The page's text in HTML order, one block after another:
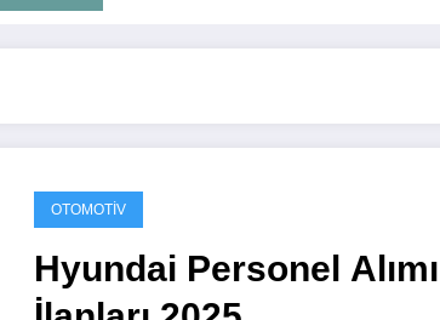
OTOMOTIV
Hyundai Personel